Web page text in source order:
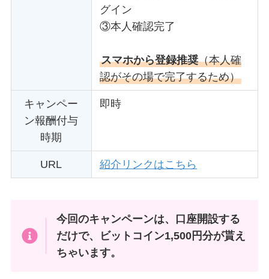
グイン
③本人確認完了
スマホから登録推奨（本人確
認がその場で完了するため）
キャンペー
ン報酬付与
時期
即時
URL 紹介リンクはこちら
今回のキャンペーンは、口座開設する
だけで、ビットコイン1,500円分が貰え
ちゃいます。